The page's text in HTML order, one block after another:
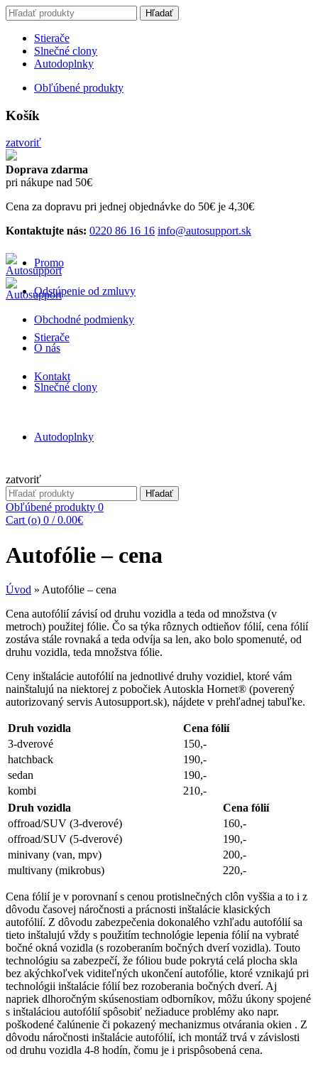
Search
for:
Hľadať
Stierače
Slnečné clony
Autodoplnky
Obľúbené produkty
Košík
zatvoriť
Doprava zdarma
pri nákupe nad 50€
Cena za dopravu pri jednej objednávke do 50€ je 4,30€
Kontaktujte nás: 0220 86 16 16 info@autosupport.sk
Promo
Odstúpenie od zmluvy
Obchodné podmienky
O nás
Kontakt
Stierače
Slnečné clony
Autodoplnky
zatvoriť
Search
for:
Hľadať
Obľúbené produkty 0
Cart (o) 0 / 0.00€
Autofólie – cena
Úvod » Autofólie – cena
Cena autofólií závisí od druhu vozidla a teda od množstva (v
metroch) použitej fólie. Čo sa týka rôznych odtieňov fólií, cena fólií
zostáva stále rovnaká a teda odvíja sa len, ako bolo spomenuté, od
druhu vozidla, teda množstva fólie.
Ceny inštalácie autofólií na jednotlivé druhy vozidiel, ktoré vám
nainštalujú na niektorej z pobočiek Autoskla Hornet® (poverený
autorizovaný servis Autosupport.sk), nájdete v prehľadnej tabuľke.
Druh vozidla
Cena fólií
3-dverové
150,-
hatchback
190,-
sedan
190,-
kombi
210,-
Druh vozidla
Cena fólií
offroad/SUV (3-dverové)
160,-
offroad/SUV (5-dverové)
190,-
minivany (van, mpv)
200,-
multivany (mikrobus)
220,-
Cena fólií je v porovnaní s cenou protislnečných clôn vyššia a to i z
dôvodu časovej náročnosti a prácnosti inštalácie klasických
autofólií. Z dôvodu zabezpečenia dokonalého vzhľadu autofólií sa
tieto inštalujú vždy s použitím technológie lepenia fólií na vybraté
bočné okná vozidla (s rozoberaním bočných dverí vozidla). Touto
technológiu sa zabezpečí, že fóliou bude pokrytá celá plocha skla
bez akýchkoľvek viditeľných ukončení autofólie, ktoré vznikajú pri
technológii inštalácie fólií bez rozoberania bočných dverí. Aj
napriek dlhoročným skúsenostiam odborníkov, môžu úkony spojené
s inštaláciou autofólií spôsobiť nežiaduce problémy ako napr.
poškodené čalúnenie či pokazený mechanizmus otvárania okien . Z
dôvodu náročnosti inštalácie autofólií, ich montáž trvá v závislosti
od druhu vozidla 4-8 hodín, čomu je i prispôsobená cena.